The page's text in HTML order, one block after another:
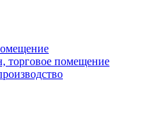
торговое помещение